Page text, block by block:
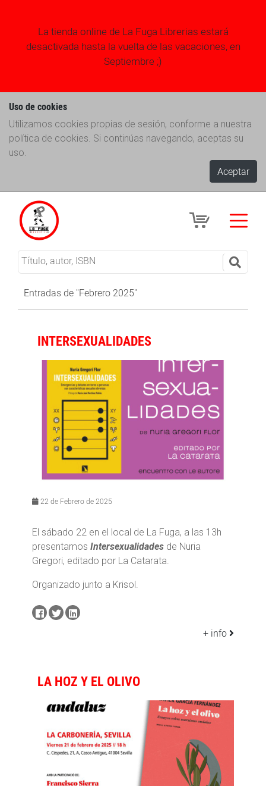
La tienda online de La Fuga Librerias estará
desactivada hasta la vuelta de las vacaciones, en
Septiembre ;)
Uso de cookies
Utilizamos cookies propias de sesión, conforme a nuestra
política de cookies. Si continúas navegando, aceptas su
uso.
Aceptar
Entradas de "Febrero 2025"
INTERSEXUALIDADES
22 de Febrero de 2025
El sábado 22 en el local de La Fuga, a las 13h
presentamos Intersexualidades de Nuria
Gregori, editado por La Catarata.
Organizado junto a Krisol.
+ info
LA HOZ Y EL OLIVO